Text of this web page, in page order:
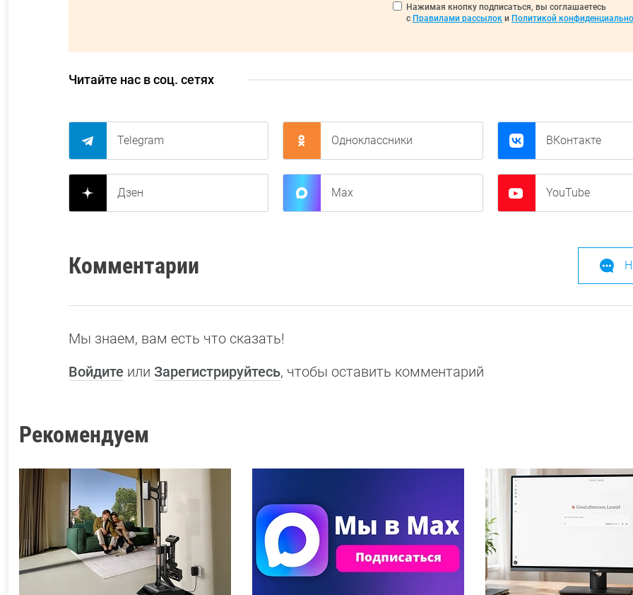
Нажимая кнопку подписаться, вы соглашаетесь
с Правилами рассылок и Политикой
Читайте нас в соц. сетях
Telegram Одноклассники ВКонтакте
Дзен Max YouTube
Комментарии
Мы знаем, вам есть что сказать!
Войдите или Зарегистрируйтесь, чтобы оставить комментарий
Рекомендуем